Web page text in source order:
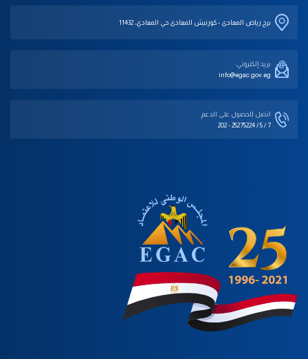
برج رياض المعادى - كورنيش المعادى حي المعادي، 11432
بريد إلكتروني:
info@egac.gov.eg
اتصل للحصول على الدعم‎
202 - 25275224 / 5 / 7